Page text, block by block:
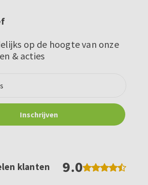
op de hoogte van onze
& acties
klanten
9.0